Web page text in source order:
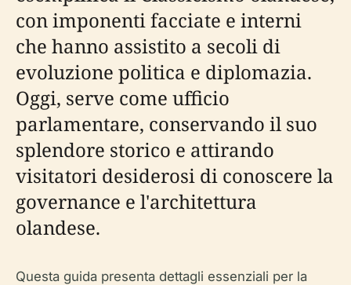
con imponenti facciate e interni
che hanno assistito a secoli di
evoluzione politica e diplomazia.
Oggi, serve come ufficio
parlamentare, conservando il suo
splendore storico e attirando
visitatori desiderosi di conoscere la
governance e l'architettura
olandese.
Questa guida presenta dettagli essenziali per la